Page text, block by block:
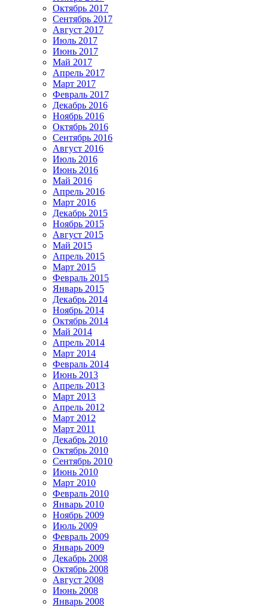
Октябрь 2017
Сентябрь 2017
Август 2017
Июль 2017
Июнь 2017
Май 2017
Апрель 2017
Март 2017
Февраль 2017
Декабрь 2016
Ноябрь 2016
Октябрь 2016
Сентябрь 2016
Август 2016
Июль 2016
Июнь 2016
Май 2016
Апрель 2016
Март 2016
Декабрь 2015
Ноябрь 2015
Август 2015
Май 2015
Апрель 2015
Март 2015
Февраль 2015
Январь 2015
Декабрь 2014
Ноябрь 2014
Октябрь 2014
Май 2014
Апрель 2014
Март 2014
Февраль 2014
Июнь 2013
Апрель 2013
Март 2013
Апрель 2012
Март 2012
Март 2011
Декабрь 2010
Октябрь 2010
Сентябрь 2010
Июнь 2010
Март 2010
Февраль 2010
Январь 2010
Ноябрь 2009
Июль 2009
Февраль 2009
Январь 2009
Декабрь 2008
Октябрь 2008
Август 2008
Июнь 2008
Январь 2008